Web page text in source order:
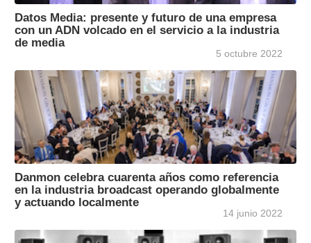
Datos Media: presente y futuro de una empresa
con un ADN volcado en el servicio a la industria
de media
5 octubre 2022
Danmon celebra cuarenta años como referencia
en la industria broadcast operando globalmente
y actuando localmente
14 junio 2022